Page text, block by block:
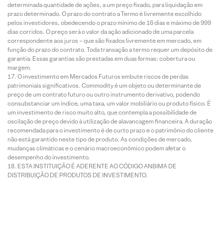
determinada quantidade de ações, a um preço fixado, para liquidação em
prazo determinado. O prazo do contrato a Termo é livremente escolhido
pelos investidores, obedecendo o prazo mínimo de 16 dias e máximo de 999
dias corridos. O preço será o valor da ação adicionado de uma parcela
correspondente aos juros – que são fixados livremente em mercado, em
função do prazo do contrato. Toda transação a termo requer um depósito de
garantia. Essas garantias são prestadas em duas formas: cobertura ou
margem.
O investimento em Mercados Futuros embute riscos de perdas
patrimoniais significativos. Commodity é um objeto ou determinante de
preço de um contrato futuro ou outro instrumento derivativo, podendo
consubstanciar um índice, uma taxa, um valor mobiliário ou produto físico. É
um investimento de risco muito alto, que contempla a possibilidade de
oscilação de preço devido à utilização de alavancagem financeira. A duração
recomendada para o investimento é de curto prazo e o patrimônio do cliente
não está garantido neste tipo de produto. As condições de mercado,
mudanças climáticas e o cenário macroeconômico podem afetar o
desempenho do investimento.
ESTA INSTITUIÇÃO É ADERENTE AO CÓDIGO ANBIMA DE
DISTRIBUIÇÃO DE PRODUTOS DE INVESTIMENTO.